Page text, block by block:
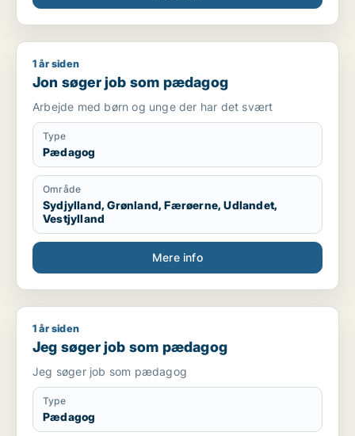
Jon søger job som pædagog
1 år siden
Jon søger job som pædagog
Arbejde med børn og unge der har det svært
Type
Pædagog
Område
Sydjylland, Grønland, Færøerne, Udlandet,
Vestjylland
Mere info
Jeg søger job som pædagog
1 år siden
Jeg søger job som pædagog
Jeg søger job som pædagog
Type
Pædagog